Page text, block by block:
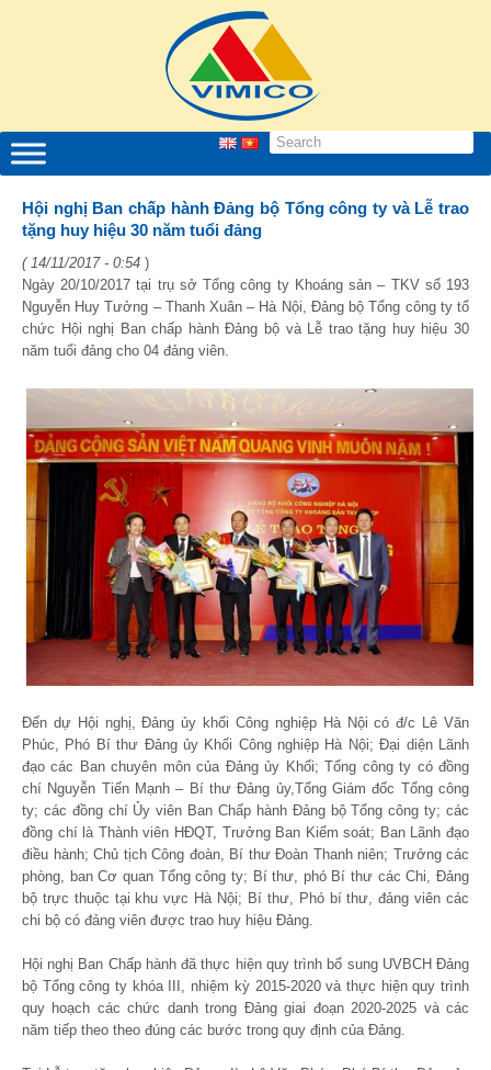
Hội nghị Ban chấp hành Đảng bộ Tổng công ty và Lễ trao
tặng huy hiệu 30 năm tuổi đảng
( 14/11/2017 - 0:54 )
Ngày 20/10/2017 tại trụ sở Tổng công ty Khoáng sản – TKV số 193
Nguyễn Huy Tưởng – Thanh Xuân – Hà Nội, Đảng bộ Tổng công ty tổ
chức Hội nghị Ban chấp hành Đảng bộ và Lễ trao tặng huy hiệu 30
năm tuổi đảng cho 04 đảng viên.
Đến dự Hội nghị, Đảng ủy khối Công nghiệp Hà Nội có đ/c Lê Văn
Phúc, Phó Bí thư Đảng ủy Khối Công nghiệp Hà Nội; Đại diện Lãnh
đạo các Ban chuyên môn của Đảng ủy Khối; Tổng công ty có đồng
chí Nguyễn Tiến Mạnh – Bí thư Đảng ủy,Tổng Giám đốc Tổng công
ty; các đồng chí Ủy viên Ban Chấp hành Đảng bộ Tổng công ty; các
đồng chí là Thành viên HĐQT, Trưởng Ban Kiểm soát; Ban Lãnh đạo
điều hành; Chủ tịch Công đoàn, Bí thư Đoàn Thanh niên; Trưởng các
phòng, ban Cơ quan Tổng công ty; Bí thư, phó Bí thư các Chi, Đảng
bộ trực thuộc tại khu vực Hà Nội; Bí thư, Phó bí thư, đảng viên các
chi bộ có đảng viên được trao huy hiệu Đảng.
Hội nghị Ban Chấp hành đã thực hiện quy trình bổ sung UVBCH Đảng
bộ Tổng công ty khóa III, nhiệm kỳ 2015-2020 và thực hiện quy trình
quy hoạch các chức danh trong Đảng giai đoạn 2020-2025 và các
năm tiếp theo theo đúng các bước trong quy định của Đảng.